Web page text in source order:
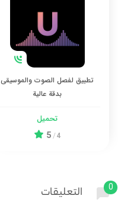
تطبيق لفصل الصوت والموسيقى
بدقة عالية
تحميل
4
/
5
0 التعليقات